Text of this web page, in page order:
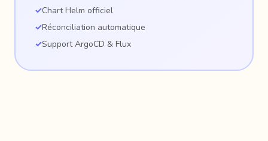
✓Chart Helm officiel
✓Réconciliation automatique
✓Support ArgoCD & Flux